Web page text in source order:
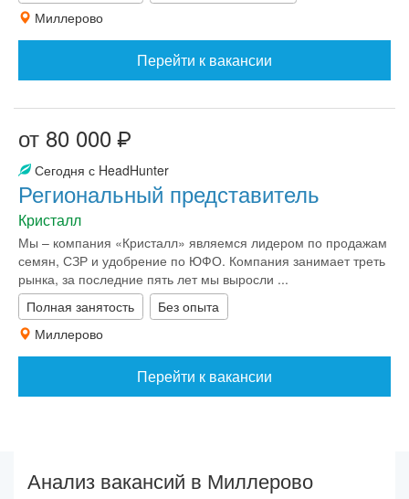
Миллерово
Перейти к вакансии
от 80 000
Сегодня с HeadHunter
Региональный представитель
Кристалл
Мы – компания «Кристалл» являемся лидером по продажам
семян, СЗР и удобрение по ЮФО. Компания занимает треть
рынка, за последние пять лет мы выросли ...
Полная занятость
Без опыта
Миллерово
Перейти к вакансии
Анализ вакансий в Миллерово